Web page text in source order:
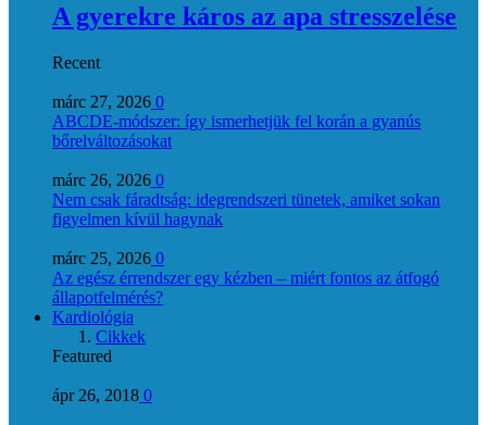
A gyerekre káros az apa stresszelése
Recent
márc 27, 2026 0
ABCDE‑módszer: így ismerhetjük fel korán a gyanús
bőrelváltozásokat
márc 26, 2026 0
Nem csak fáradtság: idegrendszeri tünetek, amiket sokan
figyelmen kívül hagynak
márc 25, 2026 0
Az egész érrendszer egy kézben – miért fontos az átfogó
állapotfelmérés?
Kardiológia
Cikkek
Featured
ápr 26, 2018 0